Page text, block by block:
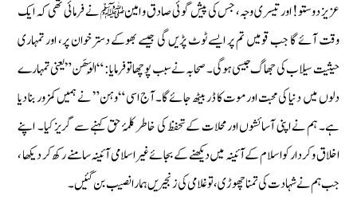
عزيز دوستو! اور تیسری وجہ، جس کی پیش گوئی صادق و امین ﷺ نے فرمائی تھی کہ ایک
وقت آئے گا جب قومیں تم پر ایسے ٹوٹ پڑیں گی جیسے بھوکے دسترخوان پر، اور تمہاری
حیثیت سیلاب کی جھاگ جیسی ہوگی۔ صحابہ نے سبب پوچھا تو فرمایا: “الْوَهَن” یعنی تمہارے
دلوں میں دنیا کی محبت اور موت کا ڈر بیٹھ جائے گا۔ آج اسی “وہن” نے ہمیں کمزور بنا دیا
ہے۔ ہم نے اپنی آسائشوں اور محلات کے تحفظ کی خاطر کلمۂ حق کہنے سے گریز کیا۔ اپنے
اخلاق وکردار کو اسلام کے آئینہ میں دیکھنے کے بجائے غیراسلامی آئینہ سامنے رکھ کر دیکھا ،
جب ہم نے شہادت کی تمنا چھوڑی، تو غلامی کی زنجیریں ہمارا نصیب بن گئیں۔